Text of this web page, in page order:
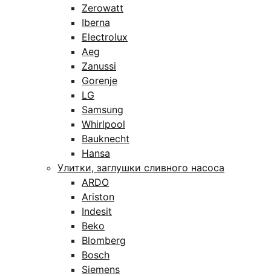
Zerowatt
Iberna
Electrolux
Aeg
Zanussi
Gorenje
LG
Samsung
Whirlpool
Bauknecht
Hansa
Улитки, заглушки сливного насоса
ARDO
Ariston
Indesit
Beko
Blomberg
Bosch
Siemens